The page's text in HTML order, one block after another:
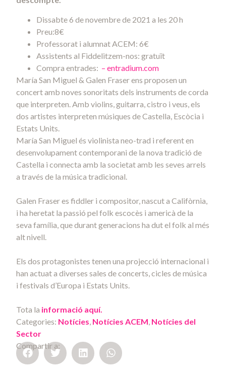
Dissabte 6 de novembre de 2021 a les 20 h
Preu:8€
Professorat i alumnat ACEM: 6€
Assistents al Fiddelitzem-nos: gratuït
Compra entrades: – entradium.com
María San Miguel & Galen Fraser ens proposen un
concert amb noves sonoritats dels instruments de corda
que interpreten. Amb violins, guitarra, cistro i veus, els
dos artistes interpreten músiques de Castella, Escòcia i
Estats Units.
María San Miguel és violinista neo-trad i referent en
desenvolupament contemporani de la nova tradició de
Castella i connecta amb la societat amb les seves arrels
a través de la música tradicional.
Galen Fraser es fiddler i compositor, nascut a Califòrnia,
i ha heretat la passió pel folk escocès i americà de la
seva família, que durant generacions ha dut el folk al més
alt nivell.
Els dos protagonistes tenen una projecció internacional i
han actuat a diverses sales de concerts, cicles de música
i festivals d’Europa i Estats Units.
Tota la informació aquí.
Categories: Notícies Notícies ACEM Notícies del
Sector
Compartir a: